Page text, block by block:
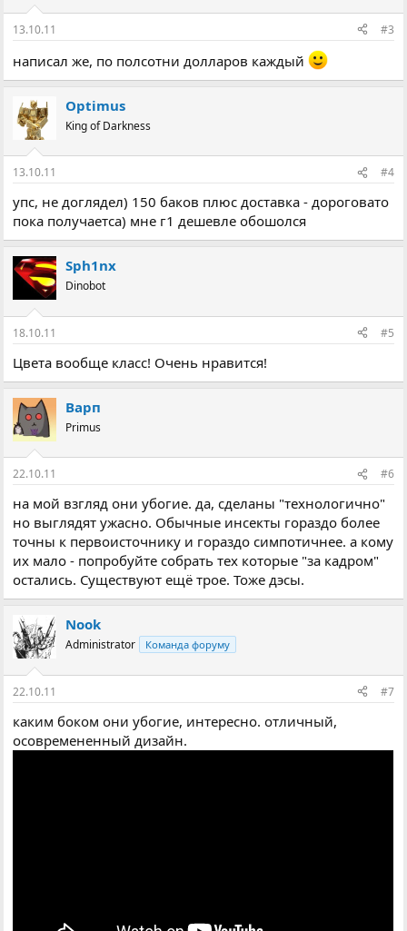
13.10.11 #3
написал же, по полсотни долларов каждый
Optimus
King of Darkness
13.10.11 #4
упс, не доглядел) 150 баков плюс доставка - дороговато
пока получаетса) мне г1 дешевле обошолся
Sph1nx
Dinobot
18.10.11 #5
Цвета вообще класс! Очень нравится!
Варп
Primus
22.10.11 #6
на мой взгляд они убогие. да, сделаны "технологично"
но выглядят ужасно. Обычные инсекты гораздо более
точны к первоисточнику и гораздо симпотичнее. а кому
их мало - попробуйте собрать тех которые "за кадром"
остались. Существуют ещё трое. Тоже дэсы.
Nook
Administrator Команда форуму
22.10.11 #7
каким боком они убогие, интересно. отличный,
осовремененный дизайн.